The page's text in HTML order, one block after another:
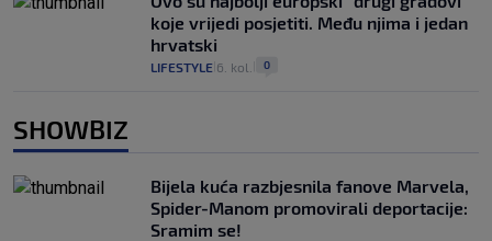
koje vrijedi posjetiti. Među njima i jedan
hrvatski
LIFESTYLE 6. kol. 0
SHOWBIZ
Bijela kuća razbjesnila fanove Marvela,
Spider-Manom promovirali deportacije:
Sramim se!